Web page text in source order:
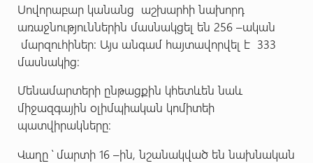
Սովորաբար կանանց աշխարհի նախորդ
առաջնություններին մասնակցել են 256 –ական
մարզուհիներ: Այս անգամ հայտավորվել է 333
մասնակից:
Մենամարտերի ընթացքին կհետևեն նաև
միջազգային օլիմպիական կոմիտեի
պատվիրակները:
Վաղը ՝ մարտի 16 –ին, նշանակված են նախնական